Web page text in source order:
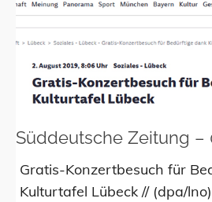
Süddeutsche Zeitung –
Gratis-Konzertbesuch für
Kulturtafel Lübeck // (dpa/